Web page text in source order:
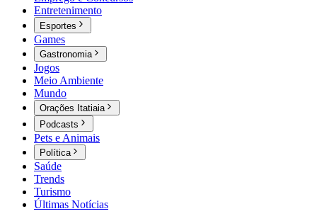
Entretenimento
Esportes
Games
Gastronomia
Jogos
Meio Ambiente
Mundo
Orações Itatiaia
Podcasts
Pets e Animais
Política
Saúde
Trends
Turismo
Últimas Notícias